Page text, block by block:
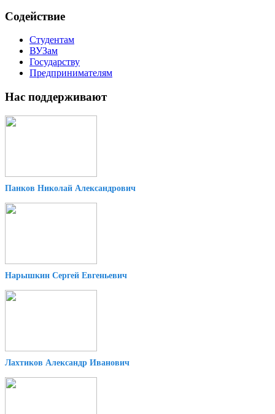
Содействие
Студентам
ВУЗам
Государству
Предпринимателям
Нас поддерживают
Панков Николай Александрович
Нарышкин Сергей Евгеньевич
Лахтиков Александр Иванович